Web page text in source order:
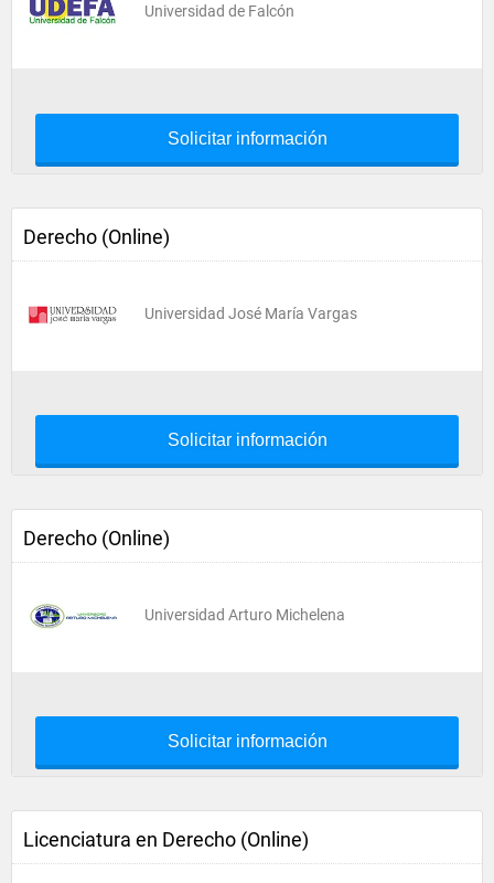
Universidad de Falcón
Solicitar información
Derecho (Online)
Universidad José María Vargas
Solicitar información
Derecho (Online)
Universidad Arturo Michelena
Solicitar información
Licenciatura en Derecho (Online)